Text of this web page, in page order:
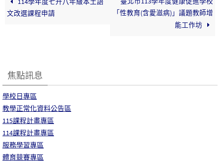
文改選課程申請
「性教育(含愛滋病)」議題教師增
能工作坊
焦點訊息
學校日專區
教學正常化資料公告區
115課程計畫專區
114課程計畫專區
服務學習專區
體育競賽專區